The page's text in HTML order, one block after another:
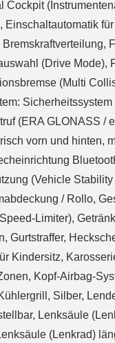
Cockpit
Einschaltautomatik
Bremskraftverteilung,
(Drive Mode),
(Multi
Sicherheitssystem
(ERA GLONASS /
vorn und hinten,
(Vehicle
/ Rollo,
Limiter),
Gurtstraffer,
Kindersitz,
Kopf-Airbag-
Silber,
Lenksäule
(Lenkrad)